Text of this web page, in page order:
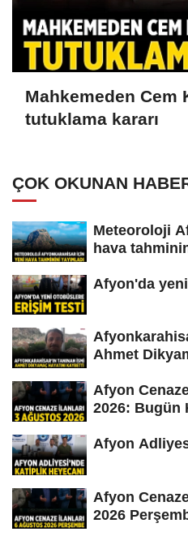
Mahkemeden Cem
tutuklama kararı
ÇOK OKUNAN
Meteoroloji
hava
Afyon'da
Ahmet
Afyon
2026: Bugün
Afyon
Afyon
2026